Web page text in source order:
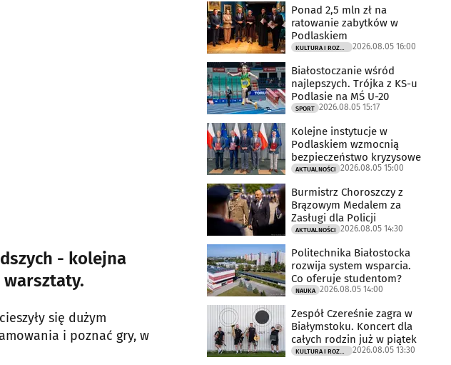
- kolejna
warsztaty.
się dużym
i poznać gry, w
Ponad 2,5 mln zł na
ratowanie zabytków w
Podlaskiem
2026.08.05 16:00
Białostoczanie wśród
najlepszych. Trójka z KS-u
Podlasie na MŚ U-20
SPORT 2026.08.05 15:17
Kolejne instytucje w
Podlaskiem wzmocnią
bezpieczeństwo kryzysowe
AKTUALNOŚCI 2026.08.05 15:00
Burmistrz Choroszczy z
Brązowym Medalem za
Zasługi dla Policji
AKTUALNOŚCI 2026.08.05 14:30
Politechnika Białostocka
rozwija system wsparcia.
Co oferuje studentom?
NAUKA 2026.08.05 14:00
Zespół Czereśnie zagra w
Białymstoku. Koncert dla
całych rodzin już w piątek
2026.08.05 13:30